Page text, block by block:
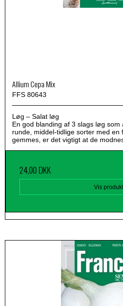
Allium Cepa Mix
FFS 80643
Løg – Salat løg
En god blanding af 3 slags løg som
runde, middel-tidlige sorter med en
gemmes, er det vigtigt at de
24,00 DKK
Vis produkt